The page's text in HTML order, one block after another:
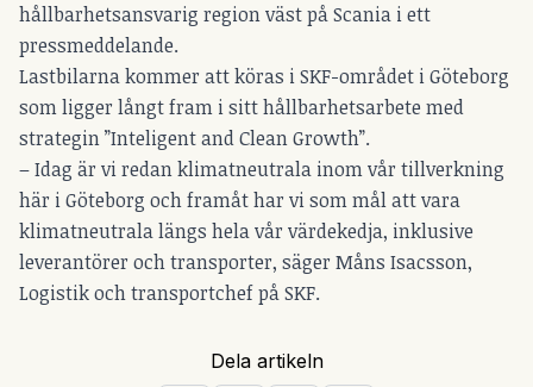
hållbarhetsansvarig region väst på Scania i ett
pressmeddelande.
Lastbilarna kommer att köras i SKF-området i Göteborg
som ligger långt fram i sitt hållbarhetsarbete med
strategin ”Inteligent and Clean Growth”.
– Idag är vi redan klimatneutrala inom vår tillverkning
här i Göteborg och framåt har vi som mål att vara
klimatneutrala längs hela vår värdekedja, inklusive
leverantörer och transporter, säger Måns Isacsson,
Logistik och transportchef på SKF.
Dela artikeln